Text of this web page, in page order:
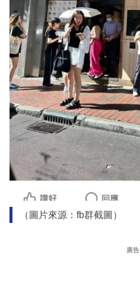
（圖片來源：fb群截圖）
廣告